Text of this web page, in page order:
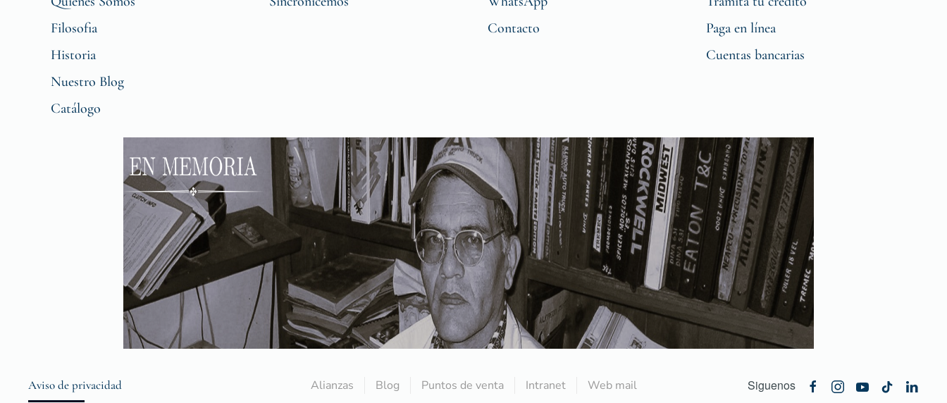
Filosofia
Historia
Nuestro Blog
Catálogo
Contacto
Paga en línea
Cuentas bancarias
Aviso de privacidad Alianzas Blog Puntos de venta Intranet Web mail Siguenos